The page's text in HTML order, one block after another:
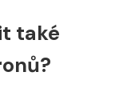
také